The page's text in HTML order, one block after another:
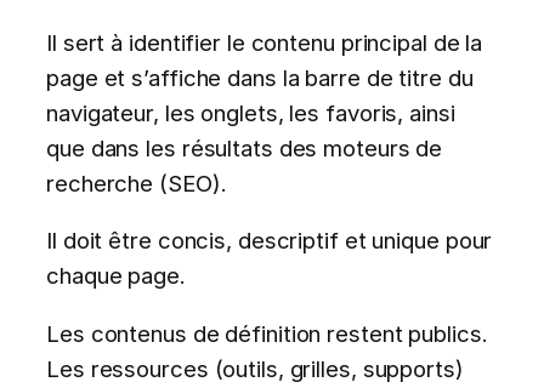
Il sert à identifier le contenu principal de la
page et s’affiche dans la barre de titre du
navigateur, les onglets, les favoris, ainsi
que dans les résultats des moteurs de
recherche (SEO).
Il doit être concis, descriptif et unique pour
chaque page.
Les contenus de définition restent publics.
Les ressources (outils, grilles, supports)